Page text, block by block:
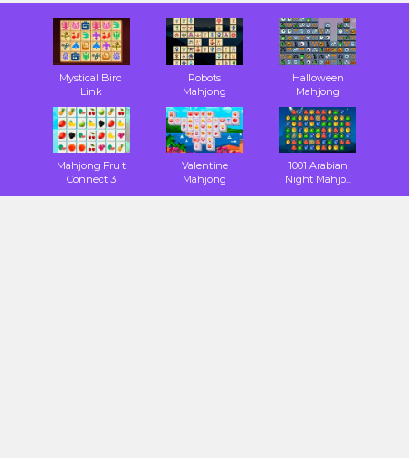
Mystical Bird
Link
Robots
Mahjong
Halloween
Mahjong
Mahjong Fruit
Connect 3
Valentine
Mahjong
1001 Arabian
Night Mahjo...